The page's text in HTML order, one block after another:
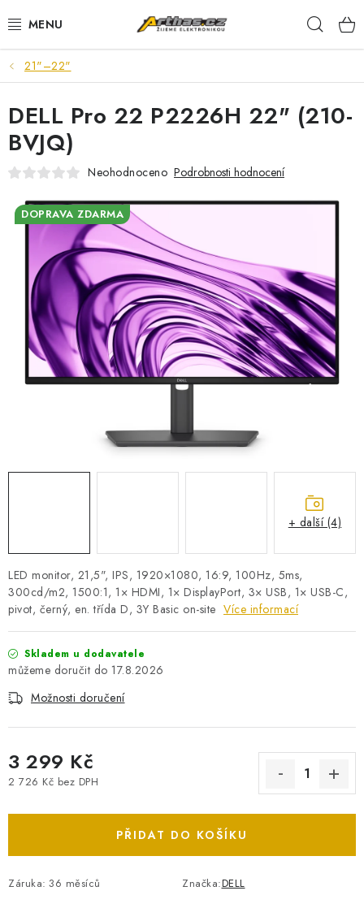
na
TELEFONY, TABLETY
POČÍTAČE, NOTEBOOKY
PRO HRÁČE
ELEKTRONIKA
PŘEDVÁDĚCÍ ELEKTRONIKA
SPOTŘEBIČE
DŮM
PRO KUTILY
SERVIS
FIRMY, ŠKOLY, PARTNEŘI
21"–22"
LED monitor, 21,5", IPS, 1920×1080, 16:9, 100Hz, 5ms,
300cd/m2, 1500:1, 1× HDMI, 1× DisplayPort, 3× USB, 1× USB-C,
pivot, černý, en. třída D, 3Y Basic on-site Více informací
Skladem u dodavatele
17.8.2026
Možnosti doručení
3 299 Kč
2 726 Kč bez DPH
PŘIDAT DO KOŠÍKU
Záruka: 36 měsíců Značka:DELL
DELL Pro 22 P2226H 22" (210-
BVJQ)
Neohodnoceno Podrobnosti hodnocení
DOPRAVA ZDARMA
+ další (4)